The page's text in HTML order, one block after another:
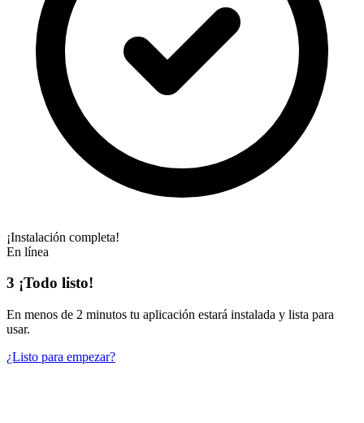
¡Instalación completa!
En línea
3 ¡Todo listo!
En menos de 2 minutos tu aplicación estará instalada y lista para
usar.
¿Listo para empezar?